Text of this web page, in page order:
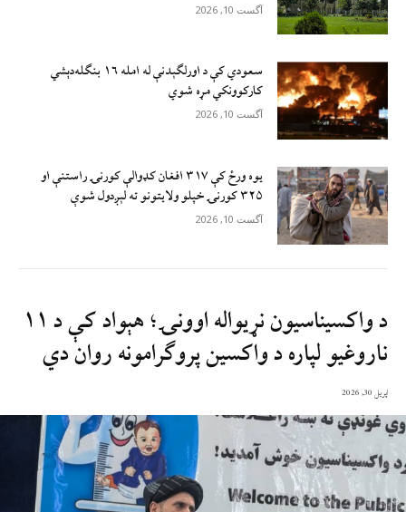
آگست 10, 2026
سعودي کې د اورلګېدنې له امله ۱۶ بنګله‌دېشي
کارکوونکي مړه شوي
آگست 10, 2026
یوه ورځ کې ۳۱۷ افغان کډوالې کورنۍ راستنې او
۳۲۵ کورنۍ خپلو ولایتونو ته لېږدول شوې
آگست 10, 2026
د واکسیناسیون نړیواله اوونۍ؛ هېواد کې د ۱۱
ناروغیو لپاره د واکسین پروګرامونه روان دي
اپریل 30, 2026